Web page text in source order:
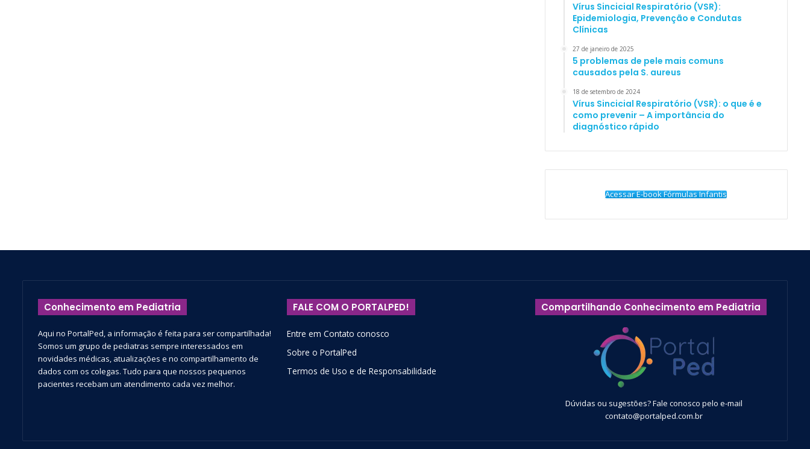
Vírus Sincicial Respiratório (VSR):
Epidemiologia, Prevenção e Condutas
Clínicas
27 de janeiro de 2025
5 problemas de pele mais comuns
causados pela S. aureus
18 de setembro de 2024
Vírus Sincicial Respiratório (VSR): o que é e
como prevenir – A importância do
diagnóstico rápido
Acessar E-book Fórmulas Infantis
Conhecimento em Pediatria
Aqui no PortalPed, a informação é feita para ser compartilhada!
Somos um grupo de pediatras sempre interessados em
novidades médicas, atualizações e no compartilhamento de
dados com os colegas. Tudo para que nossos pequenos
pacientes recebam um atendimento cada vez melhor.
FALE COM O PORTALPED!
Entre em Contato conosco
Sobre o PortalPed
Termos de Uso e de Responsabilidade
Compartilhando Conhecimento em Pediatria
Dúvidas ou sugestões? Fale conosco pelo e-mail
contato@portalped.com.br